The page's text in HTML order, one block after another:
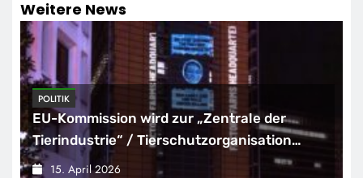
Weitere News
WIRTSCHAFT
Elite unter sich: So vernetzen sich
Deutschlands Top-Unternehmer für die
Zukunft
15. April 2026